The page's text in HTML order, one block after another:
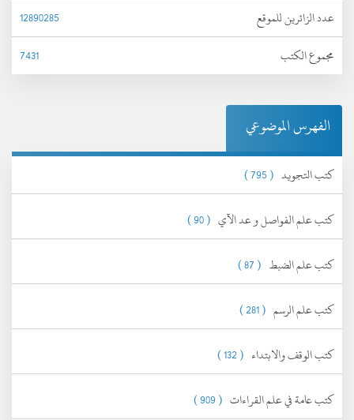
عدد الزائرين للموقع
12890285
مجموع الكتب
7431
الفهرس الموضوعي
كتب التجويد ( 795 )
كتب علم الفواصل و عد الآي ( 90 )
كتب علم الضبط ( 87 )
كتب علم الرسم ( 281 )
كتب الوقف والابتداء ( 132 )
كتب عامة في علم القراءات ( 909 )